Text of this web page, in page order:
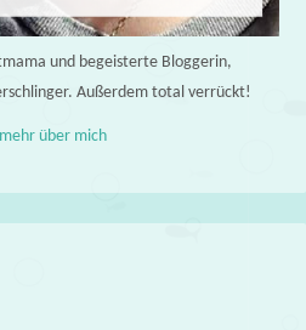
und begeisterte Bloggerin,
Außerdem total verrückt!
über mich